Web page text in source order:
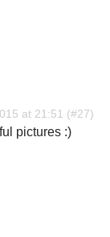
at 21:51
pictures :)